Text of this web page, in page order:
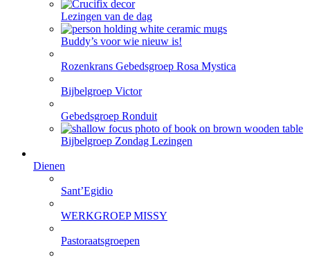
Lezingen van de dag
Buddy’s voor wie nieuw is!
Rozenkrans Gebedsgroep Rosa Mystica
Bijbelgroep Victor
Gebedsgroep Ronduit
Bijbelgroep Zondag Lezingen
Dienen
Sant’Egidio
WERKGROEP MISSY
Pastoraatsgroepen